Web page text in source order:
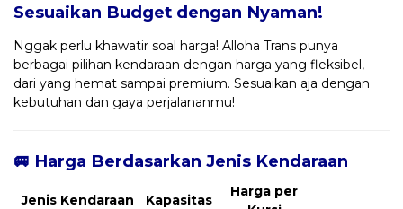
Sesuaikan Budget dengan Nyaman!
Nggak perlu khawatir soal harga! Alloha Trans punya
berbagai pilihan kendaraan dengan harga yang fleksibel,
dari yang hemat sampai premium. Sesuaikan aja dengan
kebutuhan dan gaya perjalananmu!
🚐 Harga Berdasarkan Jenis Kendaraan
Jenis Kendaraan Kapasitas
Harga per